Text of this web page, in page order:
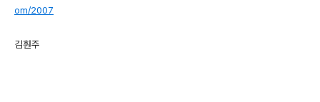
om/2007
김훤주